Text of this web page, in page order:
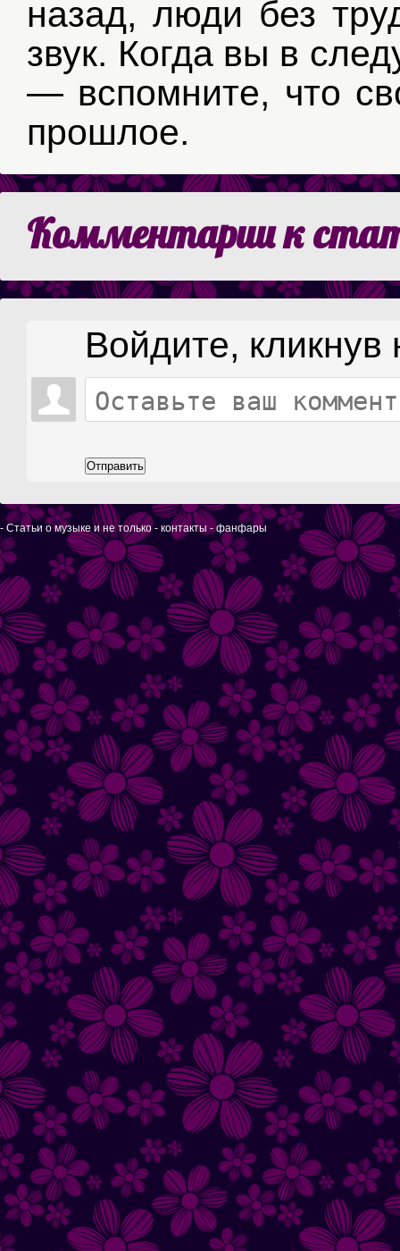
назад, люди без
звук. Когда вы в
— вспомните, что
прошлое.
Комментарии к
Войдите, кликнув
Отправить
- Статьи о музыке и не только- контакты- фанфары